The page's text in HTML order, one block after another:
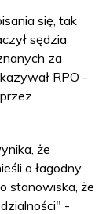
się, tak
sędzia
za
RPO -
że
o łagodny
stanowiska, że
-